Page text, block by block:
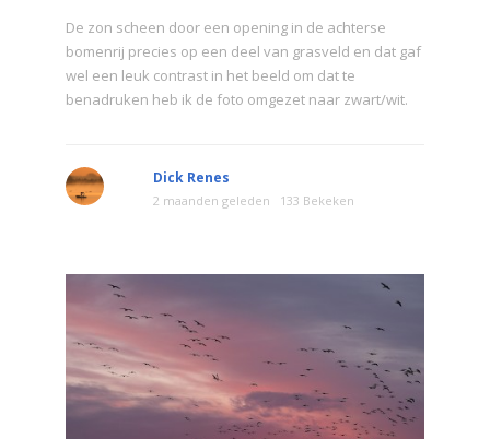
De zon scheen door een opening in de achterse
bomenrij precies op een deel van grasveld en dat gaf
wel een leuk contrast in het beeld om dat te
benadruken heb ik de foto omgezet naar zwart/wit.
Dick Renes
2 maanden geleden 133 Bekeken